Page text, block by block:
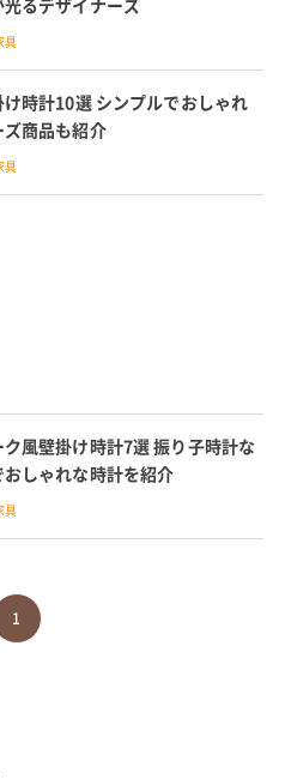
光るデザイナーズ
具
時計10選 シンプルでおしゃれ
商品も紹介
具
風壁掛け時計7選 振り子時計な
おしゃれな時計を紹介
具
1